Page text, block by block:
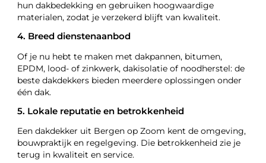
hun dakbedekking en gebruiken hoogwaardige
materialen, zodat je verzekerd blijft van kwaliteit.
4. Breed dienstenaanbod
Of je nu hebt te maken met dakpannen, bitumen,
EPDM, lood- of zinkwerk, dakisolatie of noodherstel: de
beste dakdekkers bieden meerdere oplossingen onder
één dak.
5. Lokale reputatie en betrokkenheid
Een dakdekker uit Bergen op Zoom kent de omgeving,
bouwpraktijk en regelgeving. Die betrokkenheid zie je
terug in kwaliteit en service.